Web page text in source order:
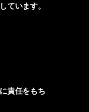
ています。
責任をもち